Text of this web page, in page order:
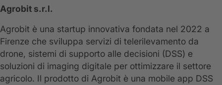
Agrobit s.r.l.
Agrobit è una startup innovativa fondata nel 2022 a
Firenze che sviluppa servizi di telerilevamento da
drone, sistemi di supporto alle decisioni (DSS) e
soluzioni di imaging digitale per ottimizzare il settore
agricolo. Il prodotto di Agrobit è una mobile app DSS